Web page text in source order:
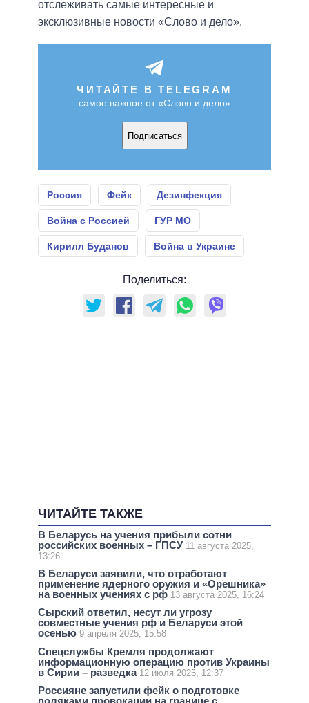
отслеживать самые интересные и
эксклюзивные новости «Слово и дело».
ЧИТАЙТЕ В TELEGRAM
самое важное от «Слово и дело»
Подписаться
Россия Фейк Дезинфекция
Война с Россией ГУР МО
Кирилл Буданов Война в Украине
Поделиться:
ЧИТАЙТЕ ТАКЖЕ
В Беларусь на учения прибыли сотни
российских военных – ГПСУ 11 августа 2025,
13:26
В Беларуси заявили, что отработают
применение ядерного оружия и «Орешника»
на военных учениях с рф 13 августа 2025, 16:24
Сырский ответил, несут ли угрозу
совместные учения рф и Беларуси этой
осенью 9 апреля 2025, 15:58
Спецслужбы Кремля продолжают
информационную операцию против Украины
в Сирии – разведка 12 июля 2025, 12:37
Россияне запустили фейк о подготовке
поляками провокации на границе с